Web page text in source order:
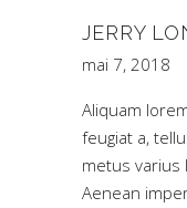
JERRY
mai 7, 2018
Aliquam
feugiat a,
metus
Aenean